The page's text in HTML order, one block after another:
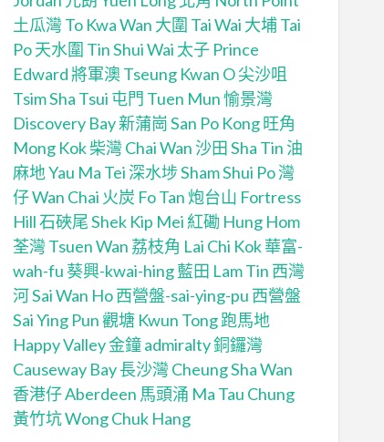
土瓜灣 To Kwa Wan 大圍 Tai Wai 大埔 Tai
Po 天水圍 Tin Shui Wai 太子 Prince
Edward將軍澳 Tseung Kwan O 尖沙咀
Tsim Sha Tsui 屯門 Tuen Mun愉景灣
Discovery Bay新蒲崗 San Po Kong 旺角
Mong Kok柴灣 Chai Wan沙田 Sha Tin 油
麻地 Yau Ma Tei深水埗 Sham Shui Po灣
仔 Wan Chai 火炭 Fo Tan炮台山 Fortress
Hill石硤尾 Shek Kip Mei 紅磡 Hung Hom
荃灣 Tsuen Wan 荔枝角 Lai Chi Kok 華富-
wah-fu葵興-kwai-hing 藍田 Lam Tin 西灣
河 Sai Wan Ho 西營盤-sai-ying-pu 西營盤
Sai Ying Pun觀塘 Kwun Tong 跑馬地
Happy Valley金鐘 admiralty銅鑼灣
Causeway Bay 長沙灣 Cheung Sha Wan
香港仔 Aberdeen 馬頭涌 Ma Tau Chung
黃竹坑 Wong Chuk Hang